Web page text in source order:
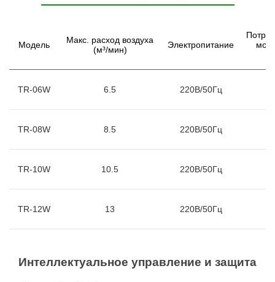
Модель
Макс. расход воздуха
(м³/мин)
Электропитание
TR-06W 6.5 220В/50Гц
TR-08W 8.5 220В/50Гц
TR-10W 10.5 220В/50Гц
TR-12W 13 220В/50Гц
Интеллектуальное управление и защита